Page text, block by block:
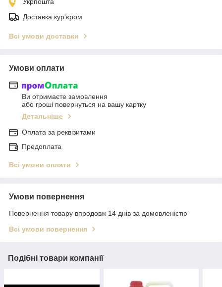
Доставка кур'єром
Всі умови доставки
Умови оплати
Ви отримаєте замовлення
або гроші повернуться на вашу картку
Детальніше
Оплата за реквізитами
Предоплата
Всі умови оплати
Умови повернення
Повернення товару впродовж 14 днів за домовленістю
Всі умови повернення
Подібні товари компанії